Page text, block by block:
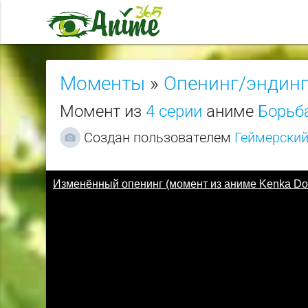
Моменты » Опенинг/эндинг
Момент из4 серии аниме
Создан пользователем